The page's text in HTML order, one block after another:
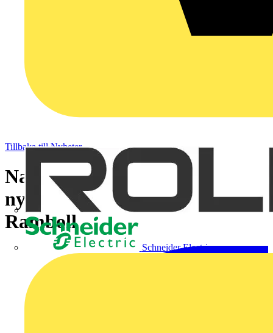
Schneider Electric
Tillbaka till Nyheter
Namo Marouf vill ge invånarna
nycklar till staden – börjar på
Ramboll